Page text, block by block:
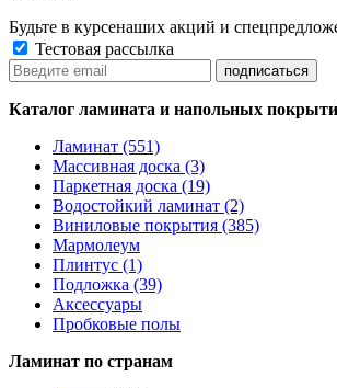
Будьте в курсенаших акций и
Тестовая рассылка
Каталог ламината и напольных
Ламинат (551)
Массивная доска (3)
Паркетная доска (19)
Водостойкий ламинат (2)
Виниловые покрытия (385)
Мармолеум
Плинтус (1)
Подложка (39)
Аксессуары
Пробковые полы
Ламинат по странам